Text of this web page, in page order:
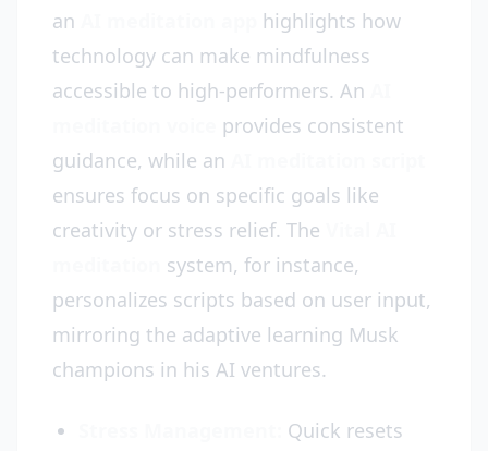
an
highlights how
technology can make mindfulness
accessible to high-performers. An
provides consistent
guidance, while an
ensures focus on specific goals like
creativity or stress relief. The
system, for instance,
personalizes scripts based on user input,
mirroring the adaptive learning Musk
champions in his AI ventures.
Quick resets